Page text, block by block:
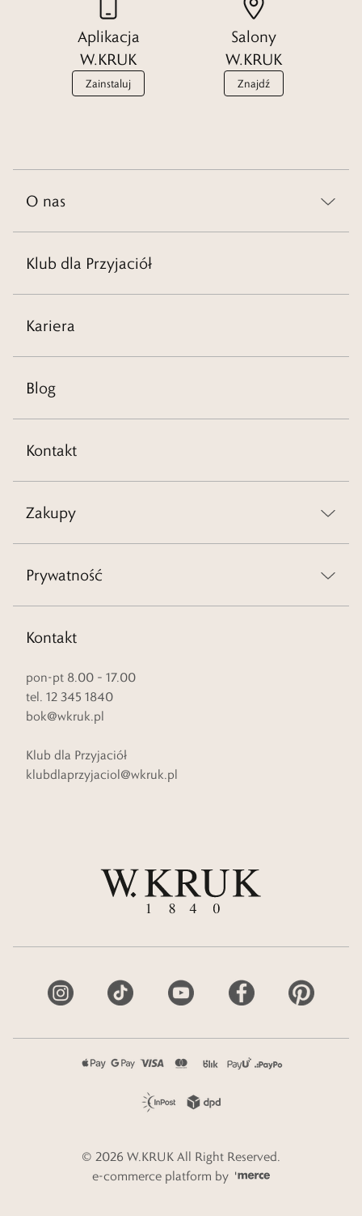
Aplikacja
W.KRUK
Zainstaluj
Salony
W.KRUK
Znajdź
O nas
Klub dla Przyjaciół
Kariera
Blog
Kontakt
Zakupy
Prywatność
Kontakt
pon-pt 8.00 – 17.00
tel. 12 345 1840
bok@wkruk.pl
Klub dla Przyjaciół
klubdlaprzyjaciol@wkruk.pl
© 2026 W.KRUK All Right Reserved.
e-commerce platform by